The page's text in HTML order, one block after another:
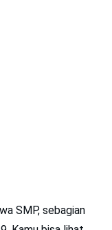
SMP, sebagian